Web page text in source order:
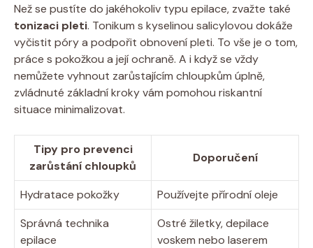
Než se pustíte do jakéhokoliv typu epilace, zvažte také
tonizaci pleti. Tonikum s kyselinou salicylovou dokáže
vyčistit póry a podpořit obnovení pleti. To vše je o tom,
práce s pokožkou a její ochraně. A i když se vždy
nemůžete vyhnout zarůstajícím chloupkům úplně,
zvládnuté základní kroky vám pomohou riskantní
situace minimalizovat.
Tipy pro prevenci
zarůstání chloupků
Doporučení
Hydratace pokožky
Používejte přírodní oleje
Správná technika
epilace
Ostré žiletky, depilace
voskem nebo laserem